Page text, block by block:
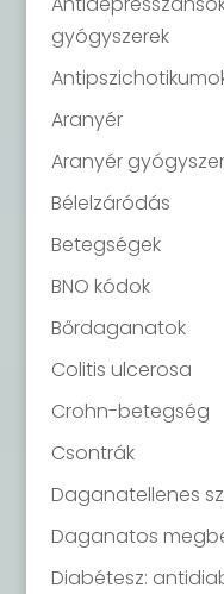
gyógyszerek
Aranyér
Aranyér
Bélelzáródás
Betegségek
BNO kódok
Bőrdaganatok
Colitis ulcerosa
Crohn-betegség
Csontrák
Daganatellenes
Daganatos
Diabétesz: